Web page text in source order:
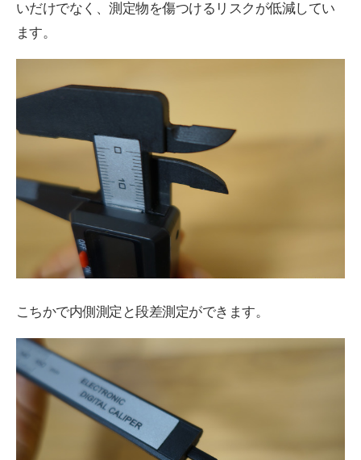
いだけでなく、測定物を傷つけるリスクが低減してい
ます。
こちかで内側測定と段差測定ができます。